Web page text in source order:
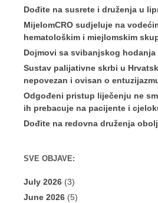
Dođite na susrete i druženja u
MijelomCRO sudjeluje na
hematološkim i miejlomskim
Dojmovi sa svibanjskog
Sustav palijativne skrbi u
nepovezan i ovisan o
Odgođeni pristup liječenju ne
ih prebacuje na pacijente i
Dođite na redovna druženja
SVE OBJAVE:
July 2026 (3)
June 2026 (5)